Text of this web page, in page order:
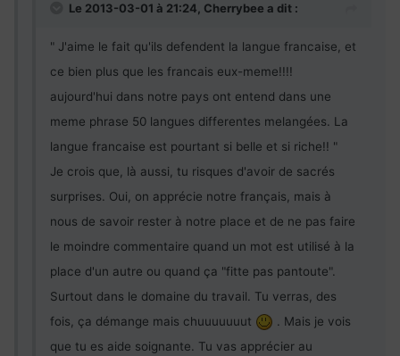
Le 2013-03-01 à 21:24, Cherrybee a dit :
" J'aime le fait qu'ils defendent la langue francaise, et
ce bien plus que les francais eux-meme!!!!
aujourd'hui dans notre pays ont entend dans une
meme phrase 50 langues differentes melangées. La
langue francaise est pourtant si belle et si riche!! "
Je crois que, là aussi, tu risques d'avoir de sacrés
surprises. Oui, on apprécie notre français, mais à
nous de savoir rester à notre place et de ne pas faire
le moindre commentaire quand un mot est utilisé à la
place d'un autre ou quand ça "fitte pas pantoute".
Surtout dans le domaine du travail. Tu verras, des
fois, ça démange mais chuuuuuuut
. Mais je vois
que tu es aide soignante. Tu vas apprécier au